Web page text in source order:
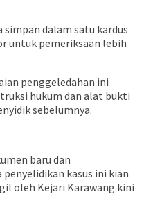
dalam satu kardus
untuk pemeriksaan lebih
penggeledahan ini
hukum dan alat bukti
sebelumnya.
baru dan
kasus ini kian
oleh Kejari Karawang kini